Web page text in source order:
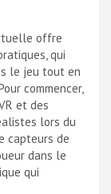
offre
qui
le jeu tout en
commencer,
et des
lors du
capteurs de
dans le
qui